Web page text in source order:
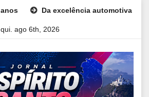
Da excelência automotiva à inovação
qui. ago 6th, 2026